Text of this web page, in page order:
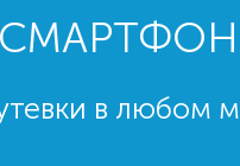
в любом